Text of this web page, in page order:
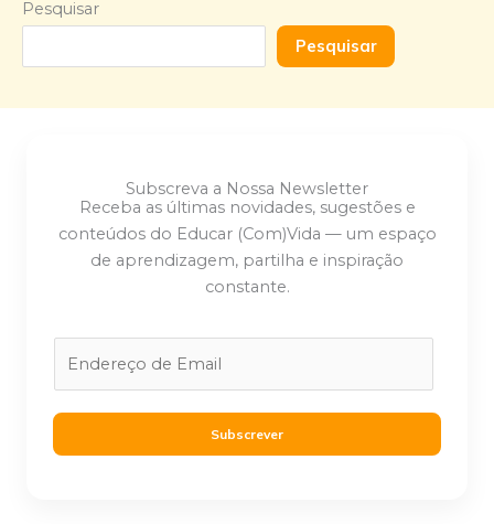
Pesquisar
Pesquisar
Subscreva a Nossa Newsletter
Receba as últimas novidades, sugestões e
conteúdos do Educar (Com)Vida — um espaço
de aprendizagem, partilha e inspiração
constante.
l
Subscrever